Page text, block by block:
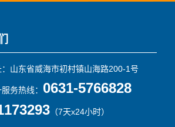
：山东省威海市初村镇山海路200-1号
务热线： 0631-5766828
（7天x24小时）